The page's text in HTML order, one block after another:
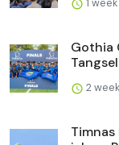
Gothia
2